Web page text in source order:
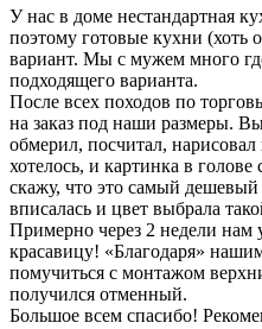
У нас в доме нестандартная
поэтому готовые кухни
вариант. Мы с мужем много
подходящего варианта.
После всех походов по
на заказ под наши размеры.
обмерил, посчитал,
хотелось, и картинка в
скажу, что это самый
вписалась и цвет выбрала
Примерно через 2 недели
красавицу! «Благодаря»
помучиться с монтажом
получился отменный.
Большое всем спасибо!